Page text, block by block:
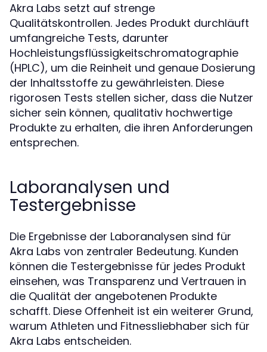
Akra Labs setzt auf strenge
Qualitätskontrollen. Jedes Produkt durchläuft
umfangreiche Tests, darunter
Hochleistungsflüssigkeitschromatographie
(HPLC), um die Reinheit und genaue Dosierung
der Inhaltsstoffe zu gewährleisten. Diese
rigorosen Tests stellen sicher, dass die Nutzer
sicher sein können, qualitativ hochwertige
Produkte zu erhalten, die ihren Anforderungen
entsprechen.
Laboranalysen und
Testergebnisse
Die Ergebnisse der Laboranalysen sind für
Akra Labs von zentraler Bedeutung. Kunden
können die Testergebnisse für jedes Produkt
einsehen, was Transparenz und Vertrauen in
die Qualität der angebotenen Produkte
schafft. Diese Offenheit ist ein weiterer Grund,
warum Athleten und Fitnessliebhaber sich für
Akra Labs entscheiden.